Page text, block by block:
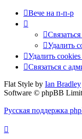
Вече на п-п-р
Удалить
Удалить
Связаться с
Flat Style by Ian Bradley
Software © phpBB
Русская поддержка